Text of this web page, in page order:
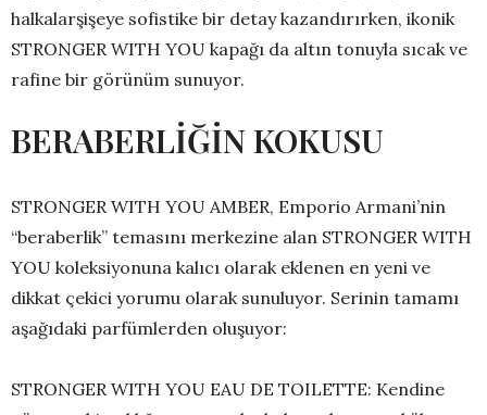
halkalarşişeye sofistike bir detay kazandırırken, ikonik
STRONGER WITH YOU kapağı da altın tonuyla sıcak ve
rafine bir görünüm sunuyor.
BERABERLİĞİN KOKUSU
STRONGER WITH YOU AMBER, Emporio Armani’nin
“beraberlik” temasını merkezine alan STRONGER WITH
YOU koleksiyonuna kalıcı olarak eklenen en yeni ve
dikkat çekici yorumu olarak sunuluyor. Serinin tamamı
aşağıdaki parfümlerden oluşuyor:
STRONGER WITH YOU EAU DE TOILETTE: Kendine